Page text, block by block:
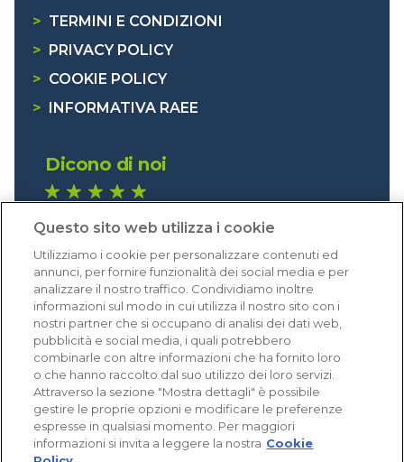
> TERMINI E CONDIZIONI
>
PRIVACY POLICY
> COOKIE POLICY
>
INFORMATIVA RAEE
Dicono di noi
Eccellente (4,8)
Acquisti verificati
Questo sito web utilizza i cookie
Utilizziamo i cookie per personalizzare contenuti ed
annunci, per fornire funzionalità dei social media e per
analizzare il nostro traffico. Condividiamo inoltre
informazioni sul modo in cui utilizza il nostro sito con i
nostri partner che si occupano di analisi dei dati web,
pubblicità e social media, i quali potrebbero
combinarle con altre informazioni che ha fornito loro
o che hanno raccolto dal suo utilizzo dei loro servizi.
Attraverso la sezione "Mostra dettagli" è possibile
gestire le proprie opzioni e modificare le preferenze
espresse in qualsiasi momento. Per maggiori
informazioni si invita a leggere la nostra Cookie